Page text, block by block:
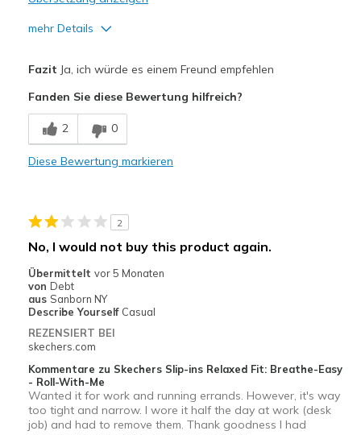
mehr Details
Breathe Well
Comfortable
Sizing
Feels true to size
View On Shoes
Shoes are for Wearing
Fazit Ja, ich würde es einem Freund empfehlen
Fanden Sie diese Bewertung hilfreich?
2 0
Diese Bewertung markieren
2
No, I would not buy this product again.
Übermittelt vor 5 Monaten
von Debt
aus Sanborn NY
Describe Yourself Casual
REZENSIERT BEI
skechers.com
Kommentare zu Skechers Slip-ins Relaxed Fit: Breathe-Easy
- Roll-With-Me
Wanted it for work and running errands. However, it's way
too tight and narrow. I wore it half the day at work (desk
job) and had to remove them. Thank goodness I had